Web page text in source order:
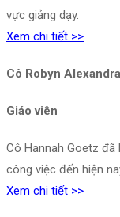
vực giảng dạy.
Xem chi tiết >>
Cô Robyn
Giáo viên
Cô Hannah Goetz
công việc đến hiện
Xem chi tiết >>